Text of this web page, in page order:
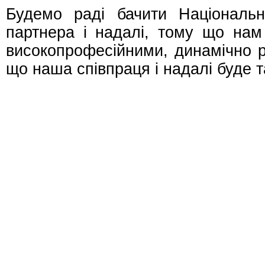
Будемо раді бачити
партнера і надалі, тому що
високопрофесійними, динамічно
що наша співпраця і надалі буде